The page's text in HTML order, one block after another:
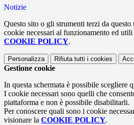
Notizie
Questo sito o gli strumenti terzi da
cookie necessari al funzionamento ed
COOKIE POLICY.
Personalizza Rifiuta tutti i cookies
Gestione cookie
In questa schermata è possibile scegliere
I cookie necessari sono quelli che
piattaforma e non è possibile disabilitarli.
Per conoscere quali sono i cookie
visionare la COOKIE POLICY.